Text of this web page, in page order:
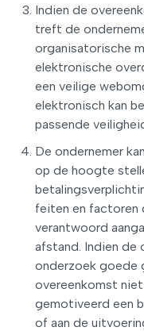
Indien de
treft de
organisatorische
elektronische
een veilige
elektronisch kan
passende
De ondernemer
op de hoogte
feiten en factoren
verantwoord
afstand. Indien de
onderzoek goede
overeenkomst
gemotiveerd een
of aan de